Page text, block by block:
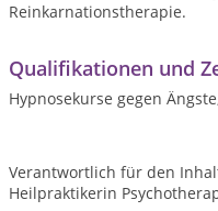
Reinkarnationstherapie.
Qualifikationen und
Hypnosekurse gegen
Verantwortlich für den
Heilpraktikerin